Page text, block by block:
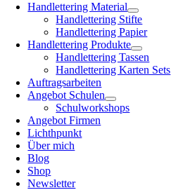
Handlettering Material
Handlettering Stifte
Handlettering Papier
Handlettering Produkte
Handlettering Tassen
Handlettering Karten Sets
Auftragsarbeiten
Angebot Schulen
Schulworkshops
Angebot Firmen
Lichthpunkt
Über mich
Blog
Shop
Newsletter